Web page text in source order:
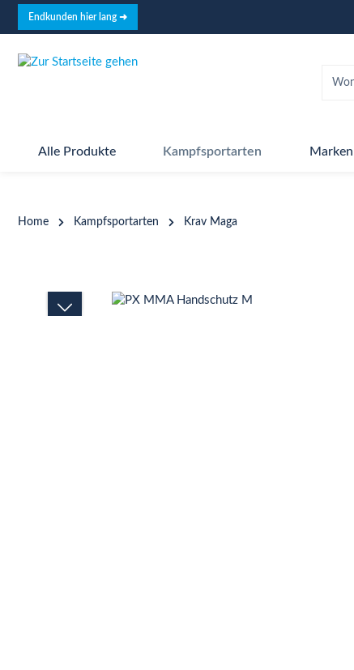
Zur Hauptnavigation springen
Endkunden hier lang ➜
Alle Produkte Kampfsportarten Marken
Home Kampfsportarten Krav Maga
Bildergalerie überspringen